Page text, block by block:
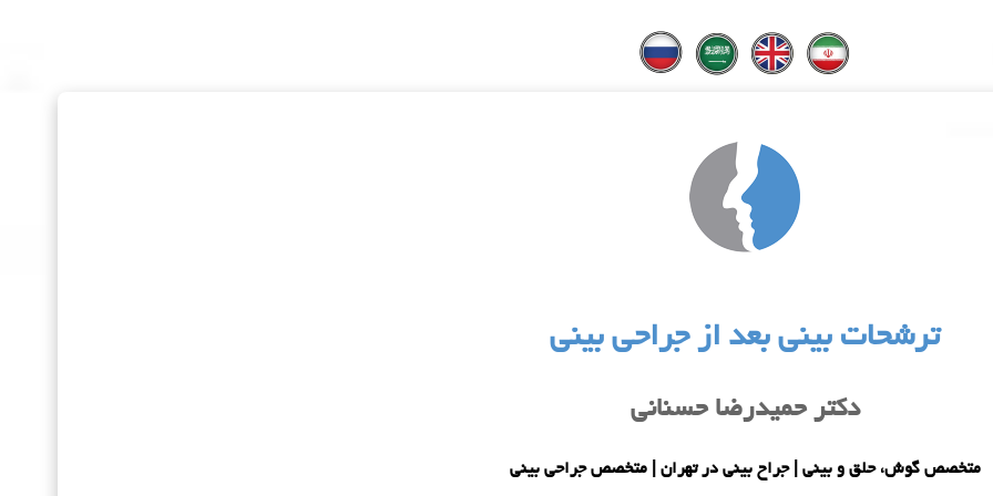
ترشحات بینی بعد از جراحی بینی
دکتر حمیدرضا حسنانی
متخصص گوش، حلق و بینی | جراح بینی در تهران | متخصص جراحی بینی